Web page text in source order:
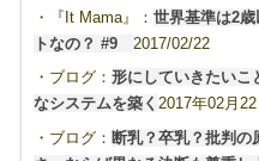
・『It Mama』： 世界基準は2
トなの？ #9 2017/02/22
・ブログ： 形にしていきたいこ
なシステムを築く 2017年02月22
・ブログ： 断乳？卒乳？批判の